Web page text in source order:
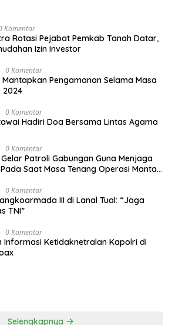
Komentar
Rotasi Pejabat Pemkab Tanah Datar,
Izin Investor
0 Komentar
Pengamanan Selama Masa
2024
0 Komentar
Hadiri Doa Bersama Lintas Agama
0 Komentar
Patroli Gabungan Guna Menjaga
Saat Masa Tenang Operasi Mantap
0 Komentar
III di Lanal Tual: “Jaga
TNI”
0 Komentar
Informasi Ketidaknetralan Kapolri di
Selengkapnya